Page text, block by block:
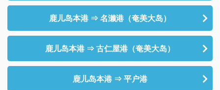
鹿儿岛本港 ⇒ 名濑港（奄美大岛）
鹿儿岛本港 ⇒ 古仁屋港（奄美大岛）
鹿儿岛本港 ⇒ 平户港